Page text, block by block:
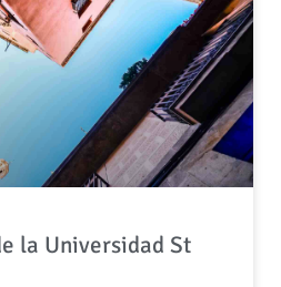
la Universidad St